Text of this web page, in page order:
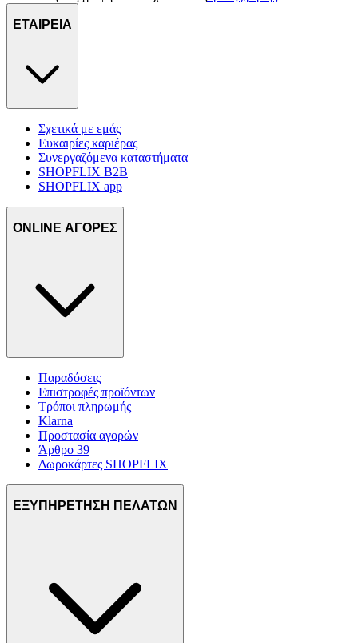
δικτύωσης, διαφημίσεων και ανάλυσης.
ΕΤΑΙΡΕΙΑ
Σχετικά με εμάς
Ευκαιρίες καριέρας
Συνεργαζόμενα καταστήματα
SHOPFLIX B2B
SHOPFLIX app
ONLINE ΑΓΟΡΕΣ
Παραδόσεις
Επιστροφές προϊόντων
Τρόποι πληρωμής
Klarna
Προστασία αγορών
Άρθρο 39
Δωροκάρτες SHOPFLIX
ΕΞΥΠΗΡΕΤΗΣΗ ΠΕΛΑΤΩΝ